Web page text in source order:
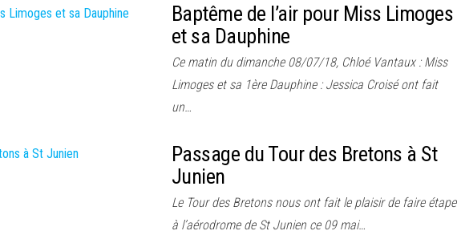
Baptême de l’air pour Miss Limoges
et sa Dauphine
Ce matin du dimanche 08/07/18, Chloé Vantaux : Miss
Limoges et sa 1ère Dauphine : Jessica Croisé ont fait
un…
Passage du Tour des Bretons à St
Junien
Le Tour des Bretons nous ont fait le plaisir de faire étape
à l’aérodrome de St Junien ce 09 mai…